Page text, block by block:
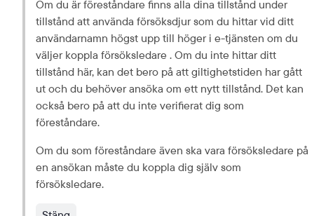
Om du är föreståndare finns alla dina tillstånd under
tillstånd att använda försöksdjur som du hittar vid ditt
användarnamn högst upp till höger i e-tjänsten om du
väljer koppla försöksledare . Om du inte hittar ditt
tillstånd här, kan det bero på att giltig­hets­tiden har gått
ut och du behöver ansöka om ett nytt tillstånd. Det kan
också bero på att du inte verifierat dig som
föreståndare.
Om du som föreståndare även ska vara försöksledare på
en ansökan måste du koppla dig själv som
försöksledare.